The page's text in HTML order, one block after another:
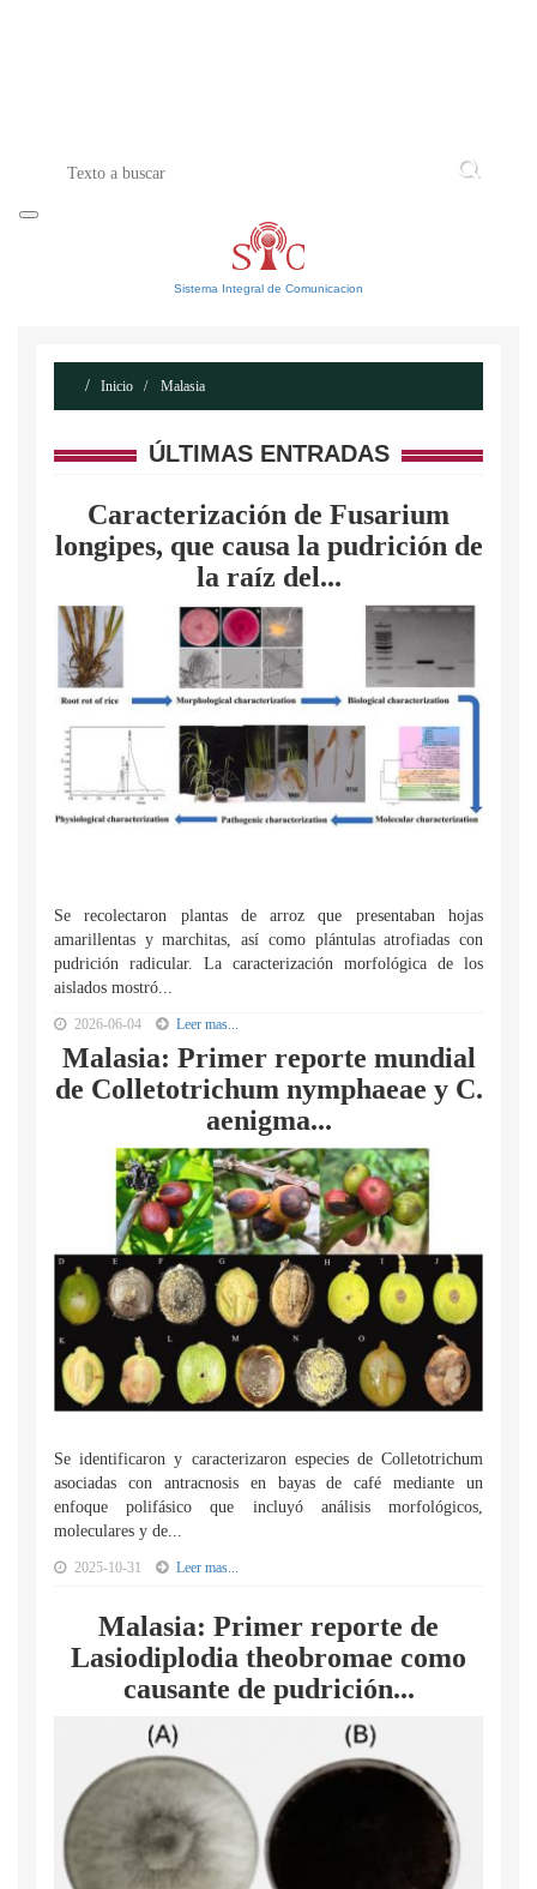
Sistema Integral de Comunicacion
Inicio Malasia
ÚLTIMAS ENTRADAS
Caracterización de Fusarium
longipes, que causa la pudrición de
la raíz del...
Se recolectaron plantas de arroz que presentaban hojas
amarillentas y marchitas, así como plántulas atrofiadas con
pudrición radicular. La caracterización morfológica de los
aislados mostró...
2026-06-04 Leer mas...
Malasia: Primer reporte mundial
de Colletotrichum nymphaeae y C.
aenigma...
Se identificaron y caracterizaron especies de Colletotrichum
asociadas con antracnosis en bayas de café mediante un
enfoque polifásico que incluyó análisis morfológicos,
moleculares y de...
2025-10-31 Leer mas...
Malasia: Primer reporte de
Lasiodiplodia theobromae como
causante de pudrición...